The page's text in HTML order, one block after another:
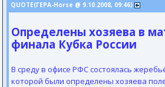
QUOTE(ГЕРА-Horse @ 9.10.2008, 09:46)
Определены хозяева в
финала Кубка России
В среду в офисе РФС состоялась
которой были определены хозяева